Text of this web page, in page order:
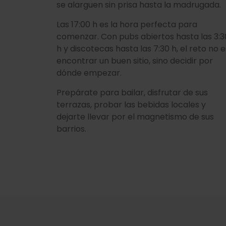
se alarguen sin prisa hasta la madrugada.
Las 17:00 h es la hora perfecta para
comenzar. Con pubs abiertos hasta las
h y discotecas hasta las 7:30 h, el reto no
encontrar un buen sitio, sino decidir por
dónde empezar.
Prepárate para bailar, disfrutar de sus
terrazas, probar las bebidas locales y
dejarte llevar por el magnetismo de sus
barrios.